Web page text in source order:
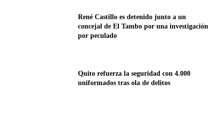
René Castillo es detenido junto a un
concejal de El Tambo por una investigación
por peculado
Quito refuerza la seguridad con 4.000
uniformados tras ola de delitos